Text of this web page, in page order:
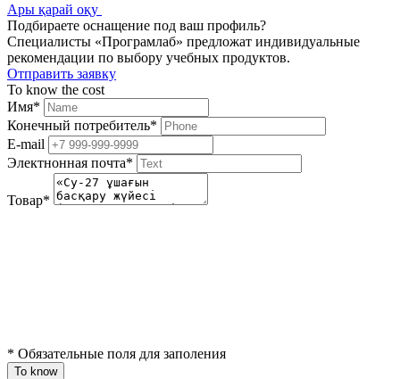
Ары қарай оқу
Подбираете оснащение под ваш профиль?
Специалисты «Програмлаб» предложат индивидуальные
рекомендации по выбору учебных продуктов.
Отправить заявку
To know the cost
Имя*
Конечный потребитель*
E-mail
Электнонная почта*
Товар*
* Обязательные поля для заполения
To know